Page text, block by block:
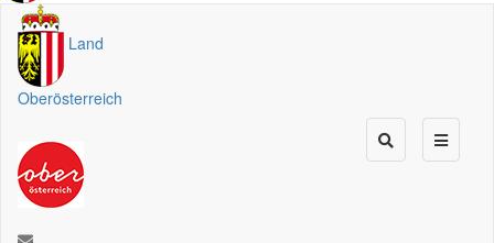
Land
Oberösterreich